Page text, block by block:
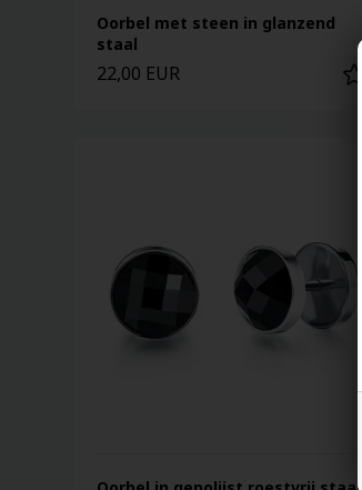
Oorbel met steen in glanzend
staal
22,00 EUR